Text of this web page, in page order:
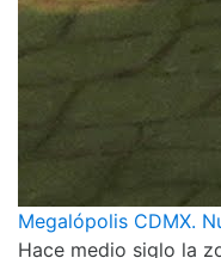
Megalópolis CDMX.
Hace medio siglo la